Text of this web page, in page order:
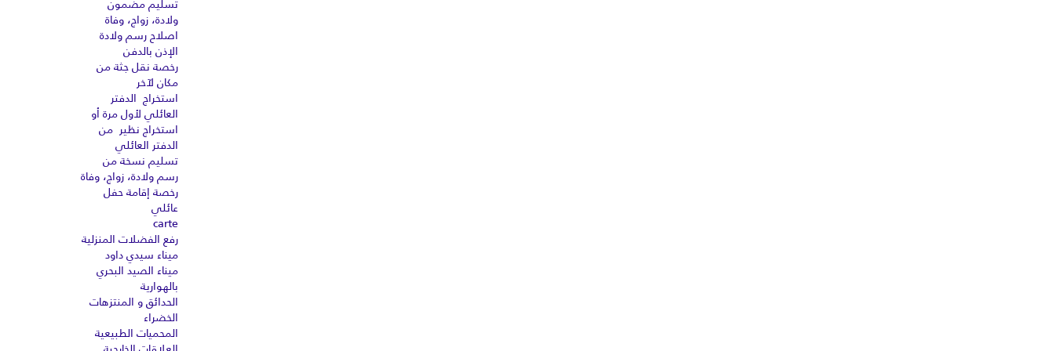
تسليم مضمون
ولادة، زواج، وفاة
اصلاح رسم ولادة
الإذن بالدفن
رخصة نقل جثة من
مكان لآخر
استخراج الدفتر
العائلي لأول مرة أو
استخراج نظير من
الدفتر العائلي
تسليم نسخة من
رسم ولادة، زواج، وفاة
رخصة إقامة حفل
عائلي
carte
رفع الفضلات المنزلية
ميناء سيدي داود
ميناء الصيد البحري
بالهوارية
الحدائق و المنتزهات
الخضراء
المحميات الطبيعية